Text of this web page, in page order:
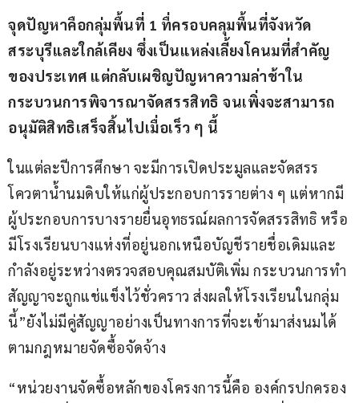
จุดปัญหาคือกลุ่มพื้นที่ 1 ทื่ครอบคลุมพื้นที่จังหวัด
สระบุรีและใกล้เคียง ซึ่งเป็นแหล่งเลี้ยงโคนมที่สำคัญ
ของประเทศ แต่กลับเผชิญปัญหาความล่าช้าใน
กระบวนการพิจารณาจัดสรรสิทธิ จนเพิ่งจะสามารถ
อนุมัติสิทธิเสร็จสิ้นไปเมื่อเร็ว ๆ นี้
ในแต่ละปีการศึกษา จะมีการเปิดประมูลและจัดสรร
โควตาน้ำนมดิบให้แก่ผู้ประกอบการรายต่าง ๆ แต่หากมี
ผู้ประกอบการบางรายยื่นอุทธรณ์ผลการจัดสรรสิทธิ หรือ
มีโรงเรียนบางแห่งที่อยู่นอกเหนือบัญชีรายชื่อเดิมและ
กำลังอยู่ระหว่างตรวจสอบคุณสมบัติเพิ่ม กระบวนการทำ
สัญญาจะถูกแช่แข็งไว้ชั่วคราว ส่งผลให้โรงเรียนในกลุ่ม
นี้”ยังไม่มีคู่สัญญาอย่างเป็นทางการที่จะเข้ามาส่งนมได้
ตามกฎหมายจัดซื้อจัดจ้าง
“หน่วยงานจัดซื้อหลักของโครงการนี้คือ องค์กรปกครอง